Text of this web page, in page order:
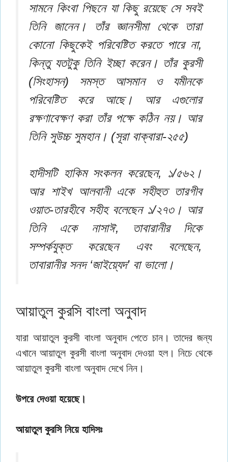
সামনে কিংবা পিছনে যা কিছু রয়েছে সে সবই
তিনি জানেন। তাঁর জ্ঞানসীমা থেকে তারা
কোনো কিছুকেই পরিবেষ্টিত করতে পারে না,
কিন্তু যতটুকু তিনি ইচ্ছা করেন। তাঁর কুরসী
(সিংহাসন) সমস্ত আসমান ও যমীনকে
পরিবেষ্টিত করে আছে। আর এগুলোর
রক্ষণাবেক্ষণ করা তাঁর পক্ষে কঠিন নয়। আর
তিনি সুউচ্চ সুমহান। (সূরা বাক্বারা-২৫৫)
হাদীসটি হাকিম সংকলন করেছেন, ১/৫৬২।
আর শাইখ আলবানী একে সহীহুত তারগীব
ওয়াত-তারহীবে সহীহ বলেছেন ১/২৭৩। আর
তিনি একে নাসাঈ, তাবারানীর দিকে
সম্পর্কযুক্ত করেছেন এবং বলেছেন,
তাবারানীর সনদ ‘জাইয়্যেদ’ বা ভালো।
আয়াতুল কুরসি বাংলা অনুবাদ
যারা আয়াতুল কুরসী বাংলা অনুবাদ পেতে চান। তাদের জন্য
এখানে আয়াতুল কুরসী বাংলা অনুবাদ দেওয়া হল। নিচে থেকে
আয়াতুল কুরসী বাংলা অনুবাদ দেখে নিন।
উপরে দেওয়া হয়েছে।
আয়াতুল কুরসি নিয়ে হাদিসঃ